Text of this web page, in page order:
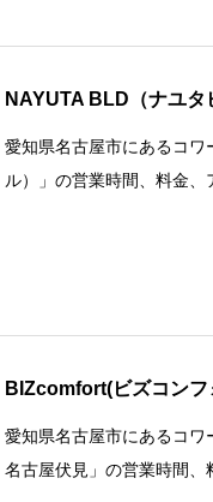
NAYUTA BLD（ナユタ
愛知県名古屋市にあるコワ
ル）」の営業時間、料金
BIZcomfort(ビズコン
愛知県名古屋市にあるコ
名古屋伏見」の営業時間、